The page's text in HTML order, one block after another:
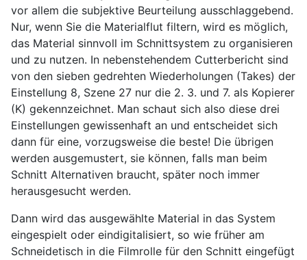
vor allem die subjektive Beurteilung ausschlaggebend.
Nur, wenn Sie die Materialflut filtern, wird es möglich,
das Material sinnvoll im Schnittsystem zu organisieren
und zu nutzen. In nebenstehendem Cutterbericht sind
von den sieben gedrehten Wiederholungen (Takes) der
Einstellung 8, Szene 27 nur die 2. 3. und 7. als Kopierer
(K) gekennzeichnet. Man schaut sich also diese drei
Einstellungen gewissenhaft an und entscheidet sich
dann für eine, vorzugsweise die beste! Die übrigen
werden ausgemustert, sie können, falls man beim
Schnitt Alternativen braucht, später noch immer
herausgesucht werden.
Dann wird das ausgewählte Material in das System
eingespielt oder eindigitalisiert, so wie früher am
Schneidetisch in die Filmrolle für den Schnitt eingefügt